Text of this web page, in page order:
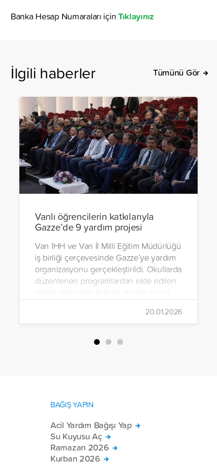
Banka Hesap Numaraları için Tıklayınız
İlgili haberler Tümünü Gör
Vanlı öğrencilerin katkılarıyla
Gazze’de 9 yardım projesi
Van İHH ve Van İl Milli Eğitim Müdürlüğü
iş birliği çerçevesinde Gazze’ye yardım
organizasyonu gerçekleştirildi. Okullarda
düzenlenen programlardan elde edilen
gelirle Gazze’de 9 farklı alanda insani
yardım çalışmalarında bulunuldu.
20.01.2026
BAĞIŞ YAPIN
Acil Yardım Bağışı Yap
Su Kuyusu Aç
Ramazan 2026
Kurban 2026